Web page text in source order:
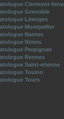
Clermont-
Grenoble
Limoges
Montpellier
Nantes
Nimes
Perpignan
Rennes
Saint-etienne
Toulon
Tours